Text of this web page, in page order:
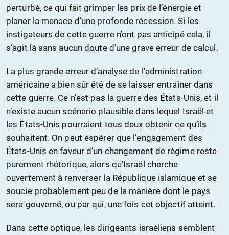
perturbé, ce qui fait grimper les prix de l’énergie et
planer la menace d’une profonde récession. Si les
instigateurs de cette guerre n’ont pas anticipé cela, il
s’agit là sans aucun doute d’une grave erreur de calcul.
La plus grande erreur d’analyse de l’administration
américaine a bien sûr été de se laisser entraîner dans
cette guerre. Ce n’est pas la guerre des États-Unis, et il
n’existe aucun scénario plausible dans lequel Israël et
les États-Unis pourraient tous deux obtenir ce qu’ils
souhaitent. On peut espérer que l’engagement des
États-Unis en faveur d’un changement de régime reste
purement rhétorique, alors qu’Israël cherche
ouvertement à renverser la République islamique et se
soucie probablement peu de la manière dont le pays
sera gouverné, ou par qui, une fois cet objectif atteint.
Dans cette optique, les dirigeants israéliens semblent